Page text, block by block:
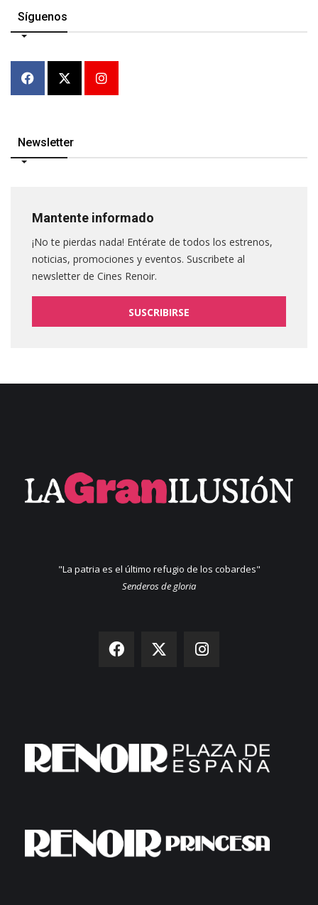
Síguenos
Newsletter
Mantente informado
¡No te pierdas nada! Entérate de todos los estrenos,
noticias, promociones y eventos. Suscribete al
newsletter de Cines Renoir.
SUSCRIBIRSE
"La patria es el último refugio de los cobardes"
Senderos de gloria